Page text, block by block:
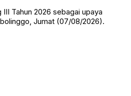
Tahun 2026 sebagai upaya
Jumat (07/08/2026).